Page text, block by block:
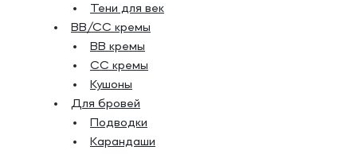
Тени для век
BB/CC кремы
BB кремы
СС кремы
Кушоны
Для бровей
Подводки
Карандаши